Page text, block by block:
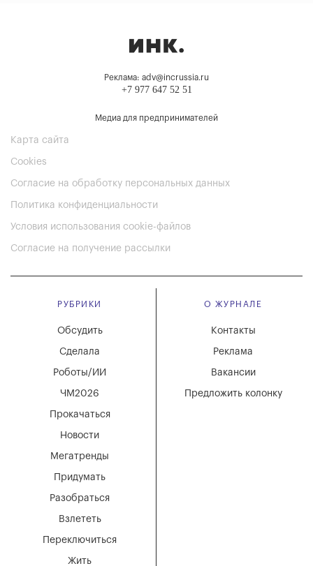
Реклама: adv@incrussia.ru
+7 977 647 52 51
Медиа для предпринимателей
Карта сайта
Cookies
Согласие на обработку персональных данных
Политика конфиденциальности
Условия использования cookie-файлов
Согласие на получение рассылки
РУБРИКИ
Мегатренды
Придумать
Разобраться
Взлететь
Новости
Переключиться
Жить
Обсудить
Сделала
Роботы/ИИ
ЧМ2026
Прокачаться
О ЖУРНАЛЕ
Вакансии
Реклама
Контакты
Предложить колонку